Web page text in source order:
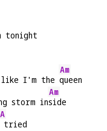
tonight
like I'm the
Am
queen
storm in
Am
side
A
tried